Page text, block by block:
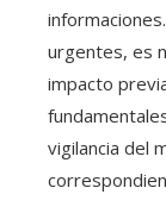
urgentes, es
impacto
vigilancia del